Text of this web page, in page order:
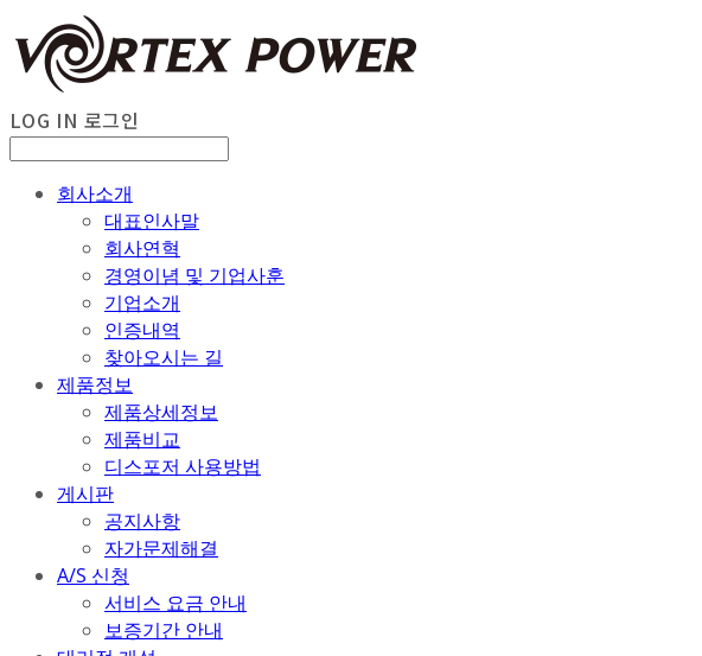
LOG IN 로그인
회사소개
대표인사말
회사연혁
경영이념 및 기업사훈
기업소개
인증내역
찾아오시는 길
제품정보
제품상세정보
제품비교
디스포저 사용방법
게시판
공지사항
자가문제해결
A/S 신청
서비스 요금 안내
보증기간 안내